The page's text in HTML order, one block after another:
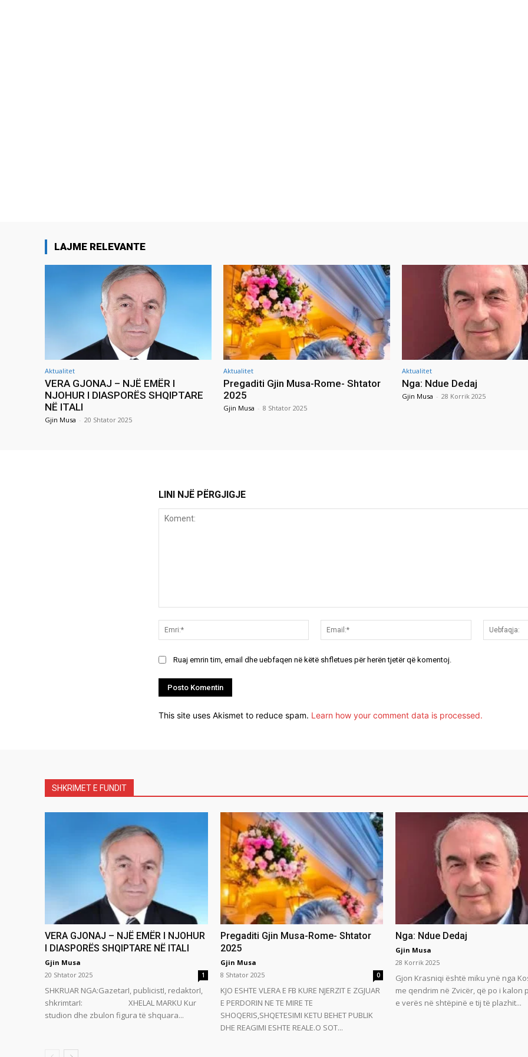
LAJME RELEVANTE
Aktualitet
VERA GJONAJ – NJË EMËR I
NJOHUR I DIASPORËS SHQIPTARE
NË ITALI
Gjin Musa - 20 Shtator 2025
Aktualitet
Pregaditi Gjin Musa-Rome- Shtator
2025
Gjin Musa - 8 Shtator 2025
Aktualitet
Nga: Ndue Dedaj
Gjin Musa - 28 Korrik 2025
LINI NJË PËRGJIGJE
Emri:*
Email:*
Ruaj emrin tim, email dhe uebfaqen në këtë shfletues për herën tjetër që komentoj.
This site uses Akismet to reduce spam. Learn how your comment data is processed.
SHKRIMET E FUNDIT
VERA GJONAJ – NJË EMËR I NJOHUR
I DIASPORËS SHQIPTARE NË ITALI
Gjin Musa
20 Shtator 2025
1
SHKRUAR NGA:GazetarI, publicistI, redaktorI,
shkrimtarI: XHELAL MARKU Kur
studion dhe zbulon figura të shquara...
Pregaditi Gjin Musa-Rome- Shtator
2025
Gjin Musa
8 Shtator 2025
0
KJO ESHTE VLERA E FB KURE NJERZIT E ZGJUAR
E PERDORIN NE TE MIRE TE
SHOQERIS,SHQETESIMI KETU BEHET PUBLIK
DHE REAGIMI ESHTE REALE.O SOT...
Nga: Ndue Dedaj
Gjin Musa
28 Korrik 2025
Gjon Krasniqi është miku ynë nga
me qendrim në Zvicër, që po i kalon
e verës në shtëpinë e tij të plazhit...